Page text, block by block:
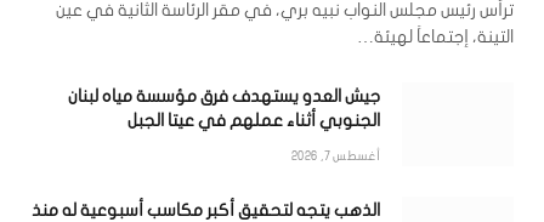
ترأس رئيس مجلس النواب نبيه بري، في مقر الرئاسة الثانية في عين
التينة، إجتماعاً لهيئة…
جيش العدو يستهدف فرق مؤسسة مياه لبنان
الجنوبي أثناء عملهم في عيتا الجبل
أغسطس 7, 2026
الذهب يتجه لتحقيق أكبر مكاسب أسبوعية له منذ